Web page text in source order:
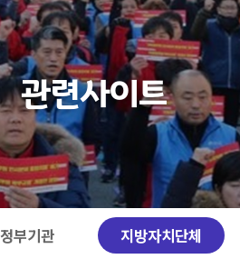
자유게시판
회원토론방
노조건의사항
이벤트참여
행사참여
설문조사
전자투표
배차신청
관련사이트
정부기관 지방자치단체